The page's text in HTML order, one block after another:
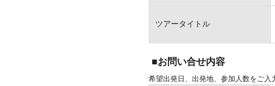
ツアータイトル
■お問い合せ内容
希望出発日、出発地、参加人数をご入